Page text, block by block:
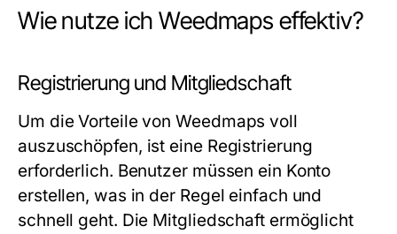
Wie nutze ich Weedmaps effektiv?
Registrierung und Mitgliedschaft
Um die Vorteile von Weedmaps voll
auszuschöpfen, ist eine Registrierung
erforderlich. Benutzer müssen ein Konto
erstellen, was in der Regel einfach und
schnell geht. Die Mitgliedschaft ermöglicht